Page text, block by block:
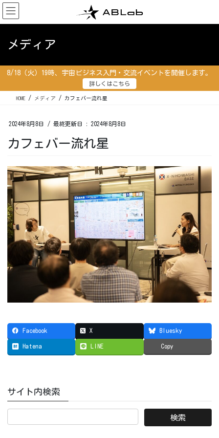
コ
ン
テ
移
ナ
ビ
ゲ
ン
メディア
8/18（火）19時、宇宙ビジネス入門・交流イベントを開催します。
詳しくはこちら
HOME メディア カフェバー流れ星
2024年8月8日 / 最終更新日 : 2024年8月8日
カフェバー流れ星
Facebook X Bluesky
Hatena LINE Copy
サイト内検索